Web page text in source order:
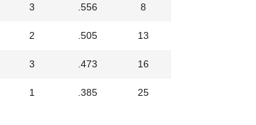
3 .556 8
2 .505 13
3 .473 16
1 .385 25